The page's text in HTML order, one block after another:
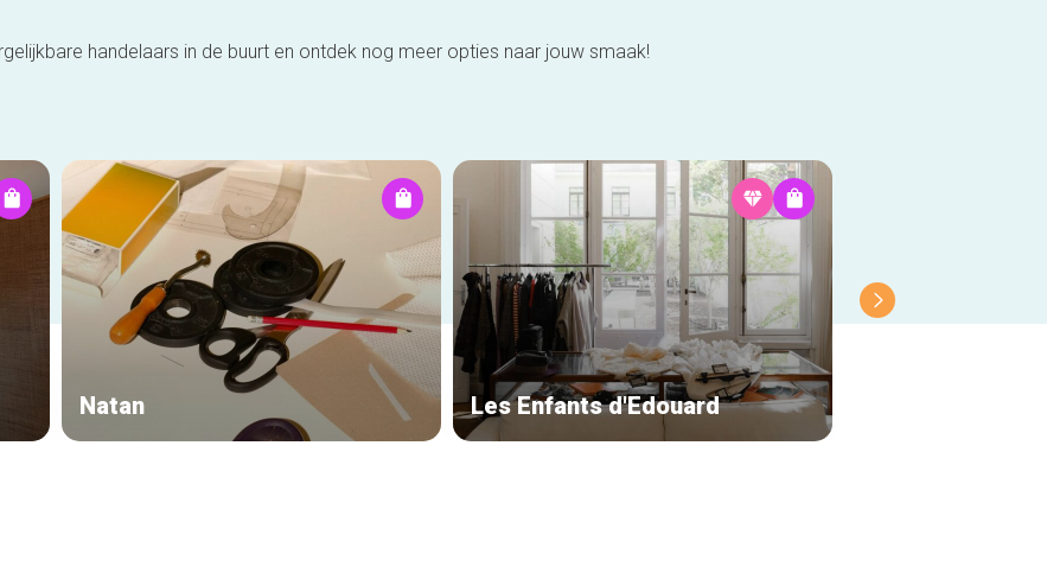
handelaars in de buurt en ontdek nog meer opties naar jouw smaak!
Natan Les Enfants d'Edouard